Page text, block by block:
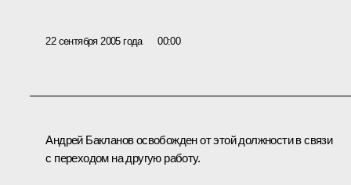
22 сентября 2005 года 00:00
Андрей Бакланов освобожден от этой должности в связи
с переходом на другую работу.